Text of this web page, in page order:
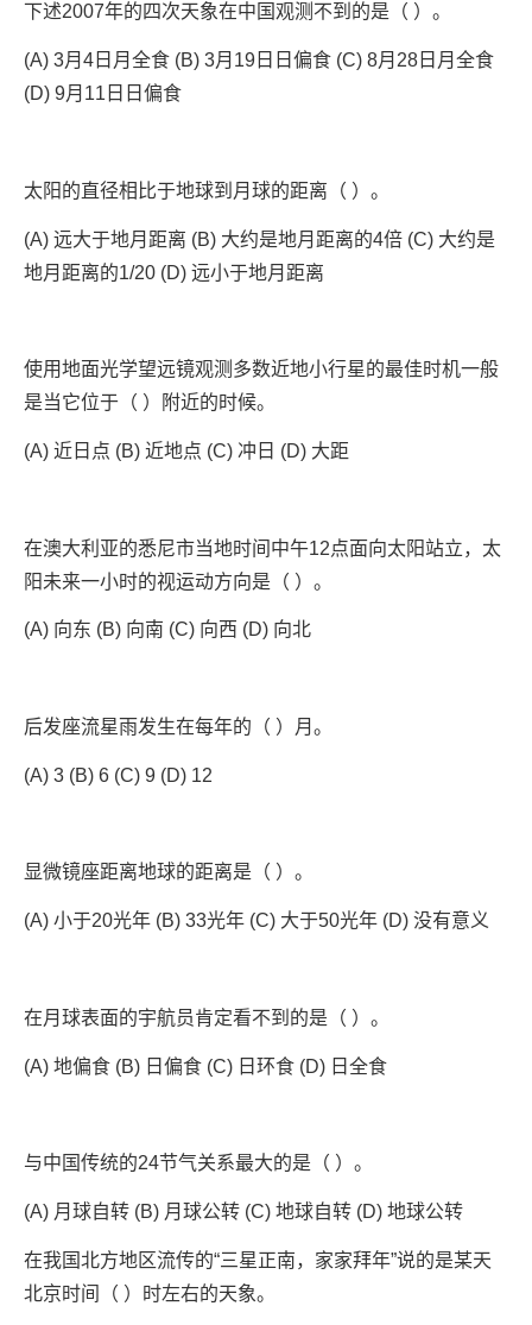
下述2007年的四次天象在中国观测不到的是（ ）。
(A) 3月4日月全食 (B) 3月19日日偏食 (C) 8月28日月全食
(D) 9月11日日偏食
太阳的直径相比于地球到月球的距离（ ）。
(A) 远大于地月距离 (B) 大约是地月距离的4倍 (C) 大约是
地月距离的1/20 (D) 远小于地月距离
使用地面光学望远镜观测多数近地小行星的最佳时机一般
是当它位于（ ）附近的时候。
(A) 近日点 (B) 近地点 (C) 冲日 (D) 大距
在澳大利亚的悉尼市当地时间中午12点面向太阳站立，太
阳未来一小时的视运动方向是（ ）。
(A) 向东 (B) 向南 (C) 向西 (D) 向北
后发座流星雨发生在每年的（ ）月。
(A) 3 (B) 6 (C) 9 (D) 12
显微镜座距离地球的距离是（ ）。
(A) 小于20光年 (B) 33光年 (C) 大于50光年 (D) 没有意义
在月球表面的宇航员肯定看不到的是（ ）。
(A) 地偏食 (B) 日偏食 (C) 日环食 (D) 日全食
与中国传统的24节气关系最大的是（ ）。
(A) 月球自转 (B) 月球公转 (C) 地球自转 (D) 地球公转
在我国北方地区流传的“三星正南，家家拜年”说的是某天
北京时间（ ）时左右的天象。